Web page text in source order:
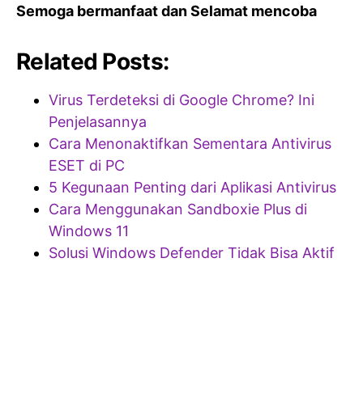
Semoga bermanfaat dan Selamat mencoba
Related Posts:
Virus Terdeteksi di Google Chrome? Ini
Penjelasannya
Cara Menonaktifkan Sementara Antivirus
ESET di PC
5 Kegunaan Penting dari Aplikasi Antivirus
Cara Menggunakan Sandboxie Plus di
Windows 11
Solusi Windows Defender Tidak Bisa Aktif